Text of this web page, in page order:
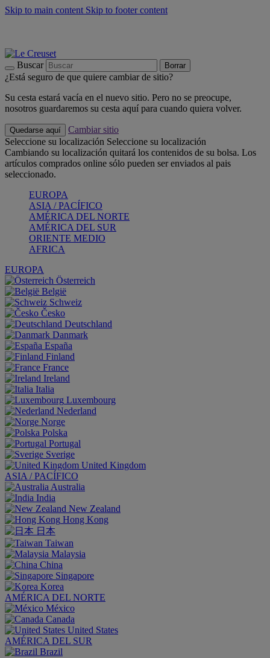
Skip to main content Skip to footer content
Buscar Borrar
¿Está seguro de que quiere cambiar de sitio?
Su cesta estará vacía en el nuevo sitio. Pero no se preocupe,
nosotros guardaremos su cesta aquí para cuando quiera volver.
Quedarse aquí
Cambiar sitio
Seleccione su localización Seleccione su localización
Cambiando su localización quitará los contenidos de su bolsa. Los
artículos comprados online sólo pueden ser enviados al pais
seleccionado.
EUROPA
ASIA / PACÍFICO
AMÉRICA DEL NORTE
AMÉRICA DEL SUR
ORIENTE MEDIO
AFRICA
EUROPA
Österreich
België
Schweiz
Česko
Deutschland
Danmark
España
Finland
France
Ireland
Italia
Luxembourg
Nederland
Norge
Polska
Portugal
Sverige
United Kingdom
ASIA / PACÍFICO
Australia
India
New Zealand
Hong Kong
日本
Taiwan
Malaysia
China
Singapore
Korea
AMÉRICA DEL NORTE
México
Canada
United States
AMÉRICA DEL SUR
Brazil